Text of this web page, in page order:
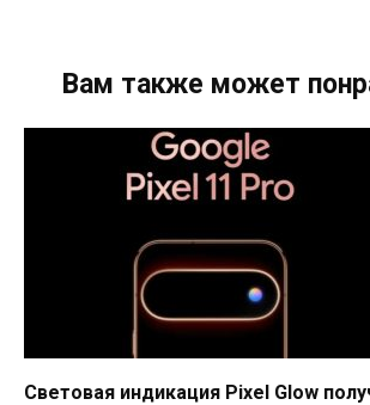
Вам также может
Световая индикация Pixel Glow